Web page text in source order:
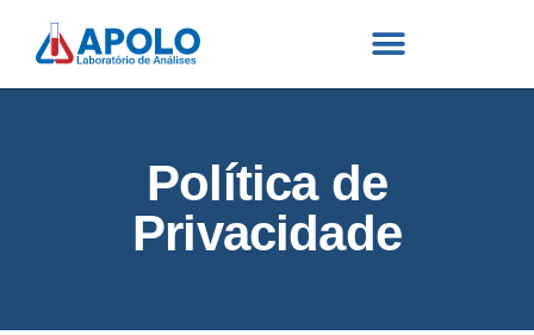
Política de
Privacidade